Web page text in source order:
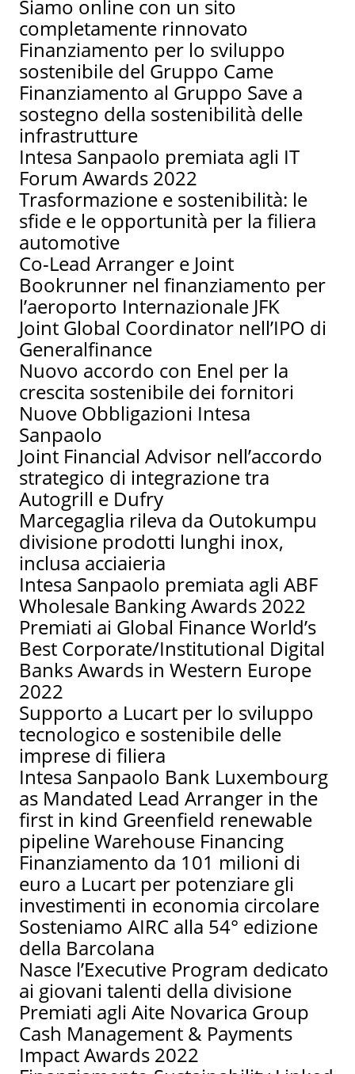
Siamo online con un sito
completamente rinnovato
Finanziamento per lo sviluppo
sostenibile del Gruppo Came
Finanziamento al Gruppo Save a
sostegno della sostenibilità delle
infrastrutture
Intesa Sanpaolo premiata agli IT
Forum Awards 2022
Trasformazione e sostenibilità: le
sfide e le opportunità per la filiera
automotive
Co-Lead Arranger e Joint
Bookrunner nel finanziamento per
l’aeroporto Internazionale JFK
Joint Global Coordinator nell’IPO di
Generalfinance
Nuovo accordo con Enel per la
crescita sostenibile dei fornitori
Nuove Obbligazioni Intesa
Sanpaolo
Joint Financial Advisor nell’accordo
strategico di integrazione tra
Autogrill e Dufry
Marcegaglia rileva da Outokumpu
divisione prodotti lunghi inox,
inclusa acciaieria
Intesa Sanpaolo premiata agli ABF
Wholesale Banking Awards 2022
Premiati ai Global Finance World’s
Best Corporate/Institutional Digital
Banks Awards in Western Europe
2022
Supporto a Lucart per lo sviluppo
tecnologico e sostenibile delle
imprese di filiera
Intesa Sanpaolo Bank Luxembourg
as Mandated Lead Arranger in the
first in kind Greenfield renewable
pipeline Warehouse Financing
Finanziamento da 101 milioni di
euro a Lucart per potenziare gli
investimenti in economia circolare
Sosteniamo AIRC alla 54° edizione
della Barcolana
Nasce l’Executive Program dedicato
ai giovani talenti della divisione
Premiati agli Aite Novarica Group
Cash Management & Payments
Impact Awards 2022